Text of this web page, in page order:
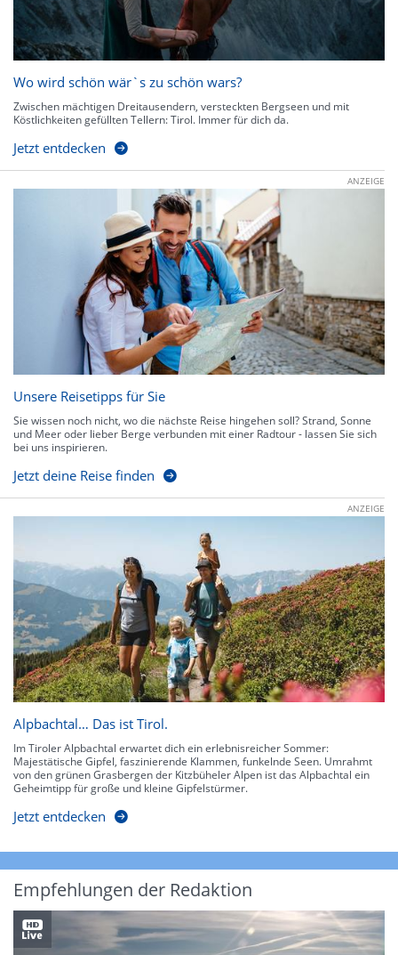
Wo wird schön wär`s zu schön wars?
Zwischen mächtigen Dreitausendern, versteckten Bergseen und mit
Köstlichkeiten gefüllten Tellern: Tirol. Immer für dich da.
Jetzt entdecken
ANZEIGE
Unsere Reisetipps für Sie
Sie wissen noch nicht, wo die nächste Reise hingehen soll? Strand, Sonne
und Meer oder lieber Berge verbunden mit einer Radtour - lassen Sie sich
bei uns inspirieren.
Jetzt deine Reise finden
ANZEIGE
Alpbachtal… Das ist Tirol.
Im Tiroler Alpbachtal erwartet dich ein erlebnisreicher Sommer:
Majestätische Gipfel, faszinierende Klammen, funkelnde Seen. Umrahmt
von den grünen Grasbergen der Kitzbüheler Alpen ist das Alpbachtal ein
Geheimtipp für große und kleine Gipfelstürmer.
Jetzt entdecken
Empfehlungen der Redaktion